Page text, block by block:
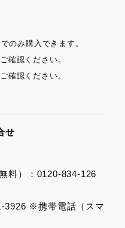
のみ購入できます。
確認ください。
確認ください。
せ
料）：0120-834-126
3926 ※携帯電話（スマ